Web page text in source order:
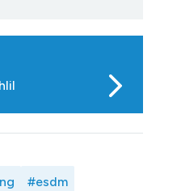
#esdm